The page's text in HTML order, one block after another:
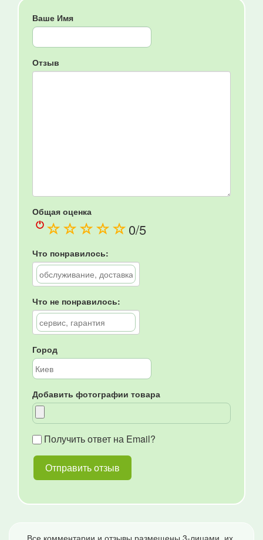
Ваше Имя
Отзыв
Общая оценка
(
(
(
(
(
0/5
Что понравилось:
Что не понравилось:
Город
Добавить фотографии товара
Получить ответ на Email?
Все комментарии и отзывы размещены 3-лицами, их